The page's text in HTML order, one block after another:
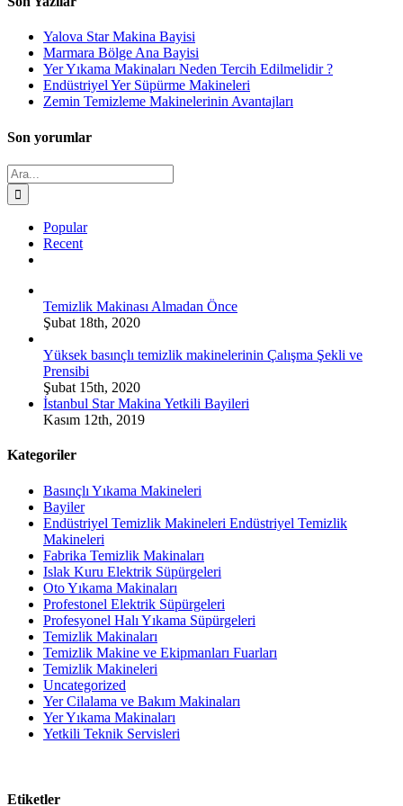
Yalova Star Makina Bayisi
Marmara Bölge Ana Bayisi
Yer Yıkama Makinaları Neden Tercih Edilmelidir ?
Endüstriyel Yer Süpürme Makineleri
Zemin Temizleme Makinelerinin Avantajları
Son yorumlar
Ara:
Popular
Recent
Temizlik Makinası Almadan Önce
Şubat 18th, 2020
Yüksek basınçlı temizlik makinelerinin Çalışma Şekli ve
Prensibi
Şubat 15th, 2020
İstanbul Star Makina Yetkili Bayileri
Kasım 12th, 2019
Kategoriler
Basınçlı Yıkama Makineleri
Bayiler
Endüstriyel Temizlik Makineleri Endüstriyel Temizlik
Makineleri
Fabrika Temizlik Makinaları
Islak Kuru Elektrik Süpürgeleri
Oto Yıkama Makinaları
Profestonel Elektrik Süpürgeleri
Profesyonel Halı Yıkama Süpürgeleri
Temizlik Makinaları
Temizlik Makine ve Ekipmanları Fuarları
Temizlik Makineleri
Uncategorized
Yer Cilalama ve Bakım Makinaları
Yer Yıkama Makinaları
Yetkili Teknik Servisleri
Etiketler